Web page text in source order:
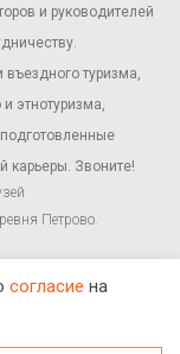
и руководителей
туризма,
этнотуризма,
карьеры. Звоните!
Петрово.
согласие на